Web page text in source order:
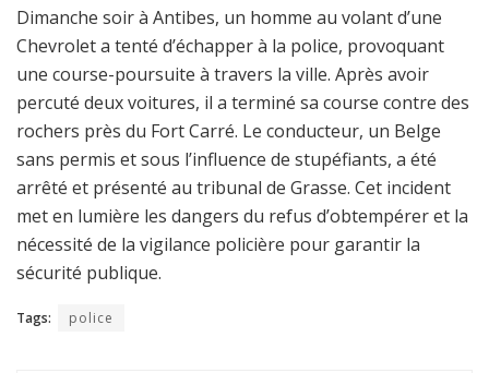
Dimanche soir à Antibes, un homme au volant d’une
Chevrolet a tenté d’échapper à la police, provoquant
une course-poursuite à travers la ville. Après avoir
percuté deux voitures, il a terminé sa course contre des
rochers près du Fort Carré. Le conducteur, un Belge
sans permis et sous l’influence de stupéfiants, a été
arrêté et présenté au tribunal de Grasse. Cet incident
met en lumière les dangers du refus d’obtempérer et la
nécessité de la vigilance policière pour garantir la
sécurité publique.
Tags: police